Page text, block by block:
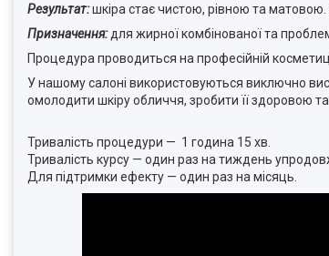
Результат:шкіра стає чистою, рівною та матовою.
Призначення:для жирної комбінованої та
Процедура проводиться на професійній
У нашому салоні використовуються виключно
омолодити шкіру обличчя, зробити її здоровою
Тривалість процедури — 1 година 15 хв.
Тривалість курсу — один раз на тиждень
Для підтримки ефекту — один раз на місяць.